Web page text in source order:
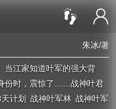
朱冰/著
当江家知道叶军的强大背
份时，震惊了……战神叶君
计划 战神叶军林 战神叶军